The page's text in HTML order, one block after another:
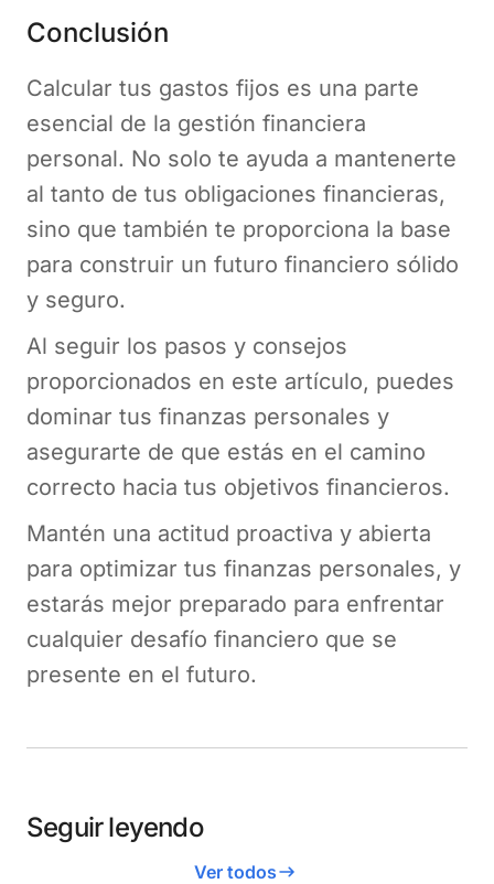
Conclusión
Calcular tus gastos fijos es una parte
esencial de la gestión financiera
personal. No solo te ayuda a mantenerte
al tanto de tus obligaciones financieras,
sino que también te proporciona la base
para construir un futuro financiero sólido
y seguro.
Al seguir los pasos y consejos
proporcionados en este artículo, puedes
dominar tus finanzas personales y
asegurarte de que estás en el camino
correcto hacia tus objetivos financieros.
Mantén una actitud proactiva y abierta
para optimizar tus finanzas personales, y
estarás mejor preparado para enfrentar
cualquier desafío financiero que se
presente en el futuro.
Seguir leyendo
Ver todos